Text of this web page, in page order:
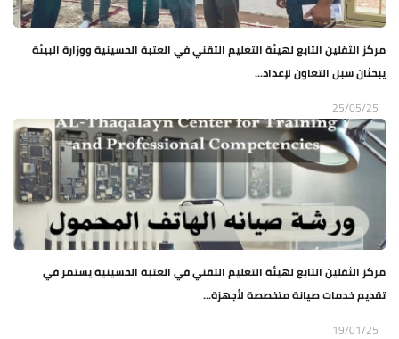
مركز الثقلين التابع لهيئة التعليم التقني في العتبة الحسينية ووزارة البيئة
يبحثان سبل التعاون لإعداد...
25/05/25
مركز الثقلين التابع لهيئة التعليم التقني في العتبة الحسينية يستمر في
تقديم خدمات صيانة متخصصة لأجهزة...
19/01/25